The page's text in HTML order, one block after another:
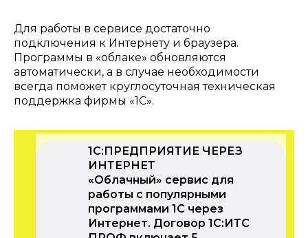
Для работы в сервисе достаточно
подключения к Интернету и браузера.
Программы в «облаке» обновляются
автоматически, а в случае необходимости
всегда поможет круглосуточная техническая
поддержка фирмы «1С».
1С:ПРЕДПРИЯТИЕ ЧЕРЕЗ
ИНТЕРНЕТ
«Облачный» сервис для
работы с популярными
программами 1С через
Интернет. Договор 1С:ИТС